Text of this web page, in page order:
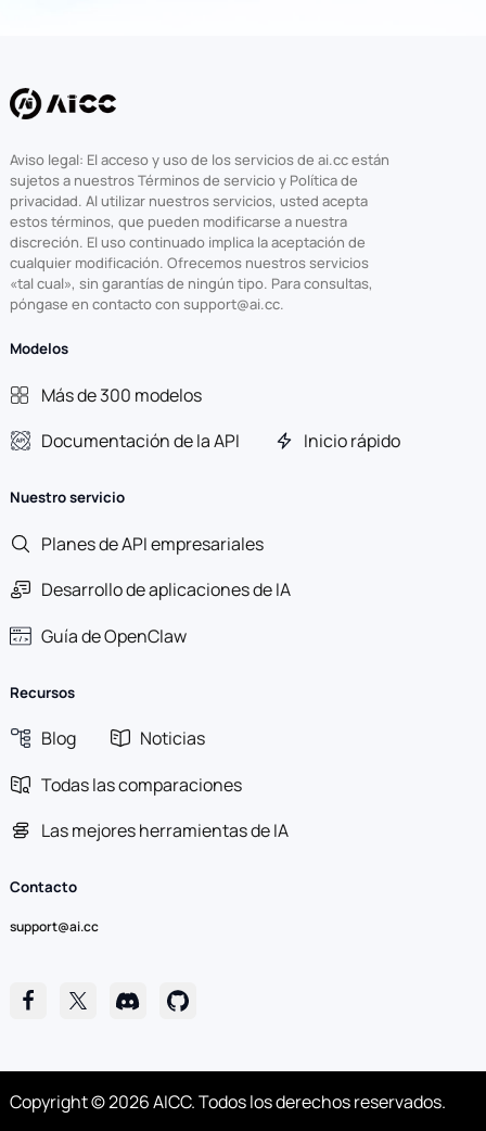
Aviso legal: El acceso y uso de los servicios de ai.cc están
sujetos a nuestros Términos de servicio y Política de
privacidad. Al utilizar nuestros servicios, usted acepta
estos términos, que pueden modificarse a nuestra
discreción. El uso continuado implica la aceptación de
cualquier modificación. Ofrecemos nuestros servicios
«tal cual», sin garantías de ningún tipo. Para consultas,
póngase en contacto con support@ai.cc.
Modelos
Más de 300 modelos
Documentación de la API
Inicio rápido
Nuestro servicio
Planes de API empresariales
Desarrollo de aplicaciones de IA
Guía de OpenClaw
Recursos
Blog
Noticias
Todas las comparaciones
Las mejores herramientas de IA
Contacto
support@ai.cc
Copyright © 2026 AICC. Todos los derechos reservados.